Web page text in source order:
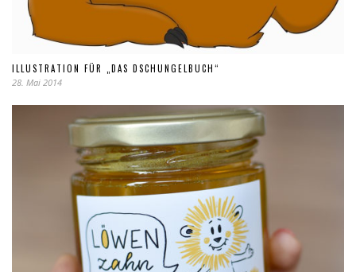
ILLUSTRATION FÜR „DAS DSCHUNGELBUCH“
28. Mai 2014